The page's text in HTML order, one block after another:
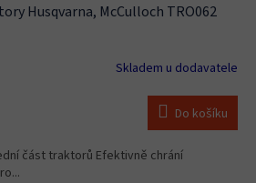
Husqvarna, McCulloch TRO062
Skladem u dodavatele
Do košíku
část traktorů Efektivně chrání